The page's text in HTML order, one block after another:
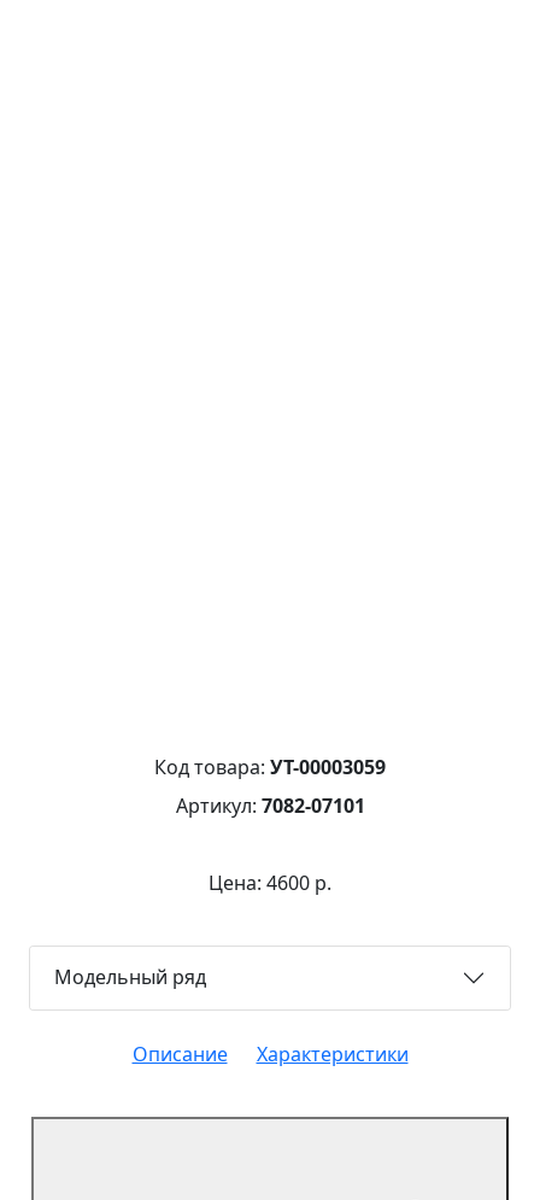
Код товара: УТ-00003059
Артикул: 7082-07101
Цена: 4600 р.
Модельный ряд
Описание Характеристики